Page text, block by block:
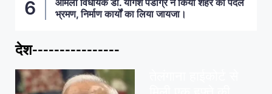
भ्रमण, निर्माण कार्यों का लिया जायजा।
देश----------------